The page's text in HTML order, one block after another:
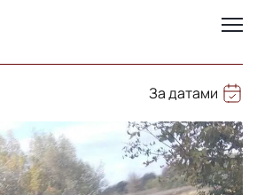
За датами